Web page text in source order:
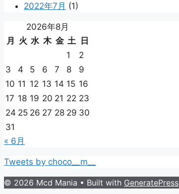
2022年7月 (1)
2026年8月
月 火 水 木 金 土 日
1
2
3
4 5 6 7 8
9
10 11 12 13 14 15 16
17 18 19 20 21 22 23
24 25 26 27 28 29 30
31
« 6月
Tweets by choco__m__
© 2026 Mcd Mania • Built with GeneratePress